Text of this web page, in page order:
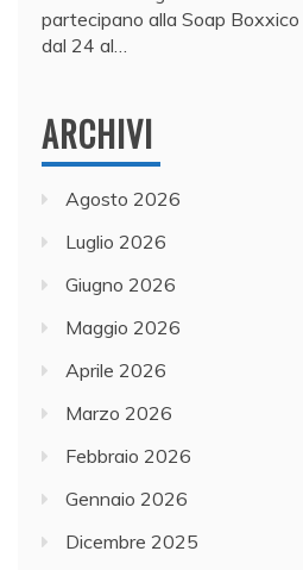
partecipano alla Soap Boxxico
dal 24 al…
ARCHIVI
Agosto 2026
Luglio 2026
Giugno 2026
Maggio 2026
Aprile 2026
Marzo 2026
Febbraio 2026
Gennaio 2026
Dicembre 2025